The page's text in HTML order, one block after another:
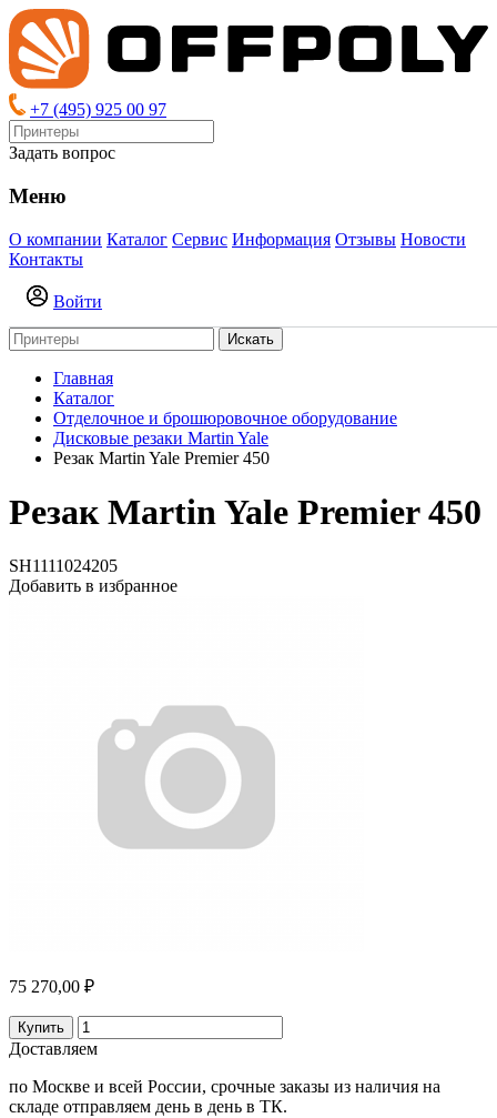
+7 (495) 925 00 97
Задать вопрос
Меню
О компании Каталог Сервис Информация Отзывы Новости
Контакты
Войти
Искать
Главная
Каталог
Отделочное и брошюровочное оборудование
Дисковые резаки Martin Yale
Резак Martin Yale Premier 450
Резак Martin Yale Premier 450
SH1111024205
Добавить в избранное
75 270,00 ₽
Купить
Доставляем
по Москве и всей России, срочные заказы из наличия на
складе отправляем день в день в ТК.